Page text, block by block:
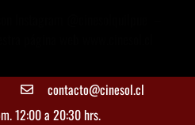
contacto@cinesol.cl
12:00 a 20:30 hrs.